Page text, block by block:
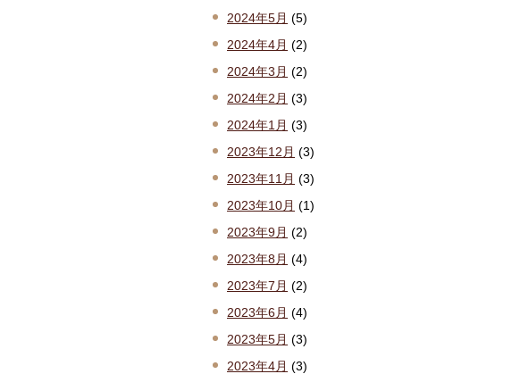
2024年5月 (5)
2024年4月 (2)
2024年3月 (2)
2024年2月 (3)
2024年1月 (3)
2023年12月 (3)
2023年11月 (3)
2023年10月 (1)
2023年9月 (2)
2023年8月 (4)
2023年7月 (2)
2023年6月 (4)
2023年5月 (3)
2023年4月 (3)